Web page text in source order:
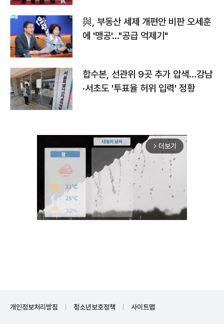
與, 부동산 세제 개편안 비판 오세훈
에 '맹공'…"공급 억제기"
합수본, 선관위 9곳 추가 압색…강남
·서초도 '투표율 허위 입력' 정황
arrow_forward_ios 더보기
개인정보처리방침 청소년보호정책 사이트맵